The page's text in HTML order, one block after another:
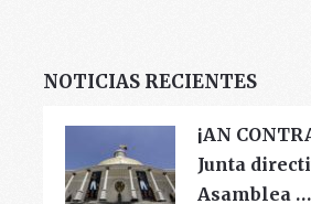
NOTICIAS RECIENTES
¡AN
Junta
Asamblea …